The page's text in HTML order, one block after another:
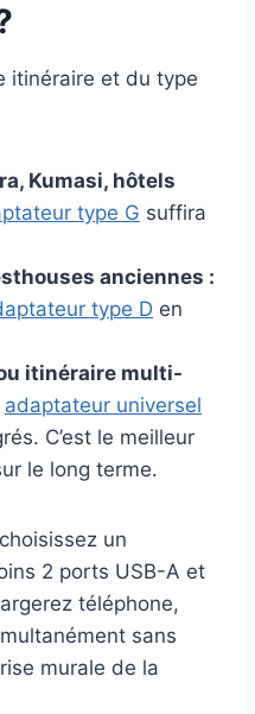
itinéraire et du type
Kumasi, hôtels
type G suffira
anciennes :
type D en
itinéraire multi-
adaptateur universel
C’est le meilleur
le long terme.
un
2 ports USB-A et
téléphone,
sans
murale de la